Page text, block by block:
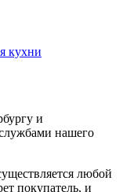
кухни
и
нашего
любой
покупатель, и